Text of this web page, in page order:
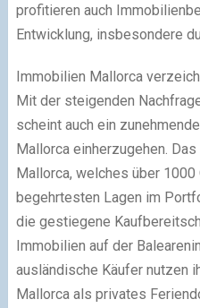
profitieren auch
Entwicklung, insbesondere
Immobilien Mallorca
Mit der steigenden
scheint auch ein
Mallorca einherzugehen.
Mallorca, welches über
begehrtesten Lagen im
die gestiegene
Immobilien auf der
ausländische Käufer nutzen
Mallorca als privates